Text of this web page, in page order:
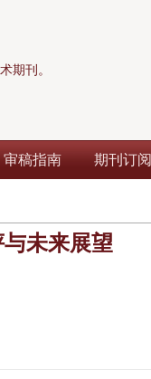
期刊。
审稿指南 期刊订阅
未来展望